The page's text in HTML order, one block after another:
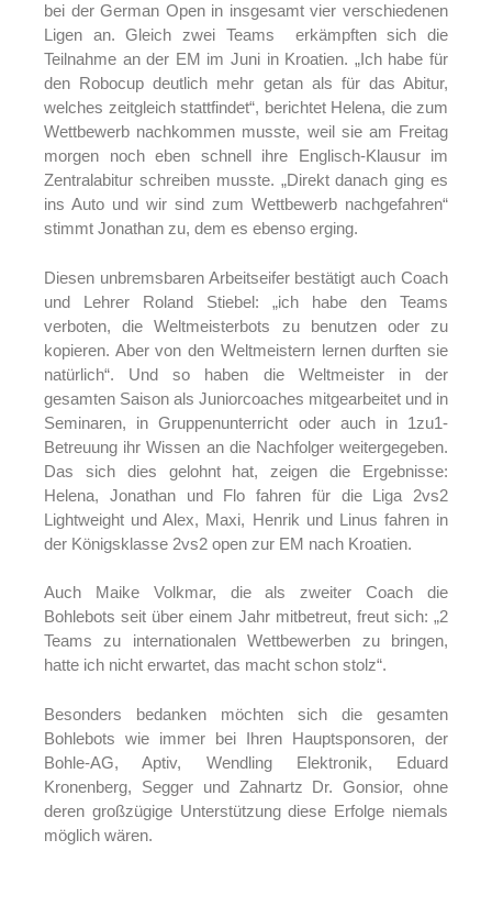
bei der German Open in insgesamt vier verschiedenen
Ligen an. Gleich zwei Teams erkämpften sich die
Teilnahme an der EM im Juni in Kroatien. „Ich habe für
den Robocup deutlich mehr getan als für das Abitur,
welches zeitgleich stattfindet“, berichtet Helena, die zum
Wettbewerb nachkommen musste, weil sie am Freitag
morgen noch eben schnell ihre Englisch-Klausur im
Zentralabitur schreiben musste. „Direkt danach ging es
ins Auto und wir sind zum Wettbewerb nachgefahren“
stimmt Jonathan zu, dem es ebenso erging.
Diesen unbremsbaren Arbeitseifer bestätigt auch Coach
und Lehrer Roland Stiebel: „ich habe den Teams
verboten, die Weltmeisterbots zu benutzen oder zu
kopieren. Aber von den Weltmeistern lernen durften sie
natürlich“. Und so haben die Weltmeister in der
gesamten Saison als Juniorcoaches mitgearbeitet und in
Seminaren, in Gruppenunterricht oder auch in 1zu1-
Betreuung ihr Wissen an die Nachfolger weitergegeben.
Das sich dies gelohnt hat, zeigen die Ergebnisse:
Helena, Jonathan und Flo fahren für die Liga 2vs2
Lightweight und Alex, Maxi, Henrik und Linus fahren in
der Königsklasse 2vs2 open zur EM nach Kroatien.
Auch Maike Volkmar, die als zweiter Coach die
Bohlebots seit über einem Jahr mitbetreut, freut sich: „2
Teams zu internationalen Wettbewerben zu bringen,
hatte ich nicht erwartet, das macht schon stolz“.
Besonders bedanken möchten sich die gesamten
Bohlebots wie immer bei Ihren Hauptsponsoren, der
Bohle-AG, Aptiv, Wendling Elektronik, Eduard
Kronenberg, Segger und Zahnartz Dr. Gonsior, ohne
deren großzügige Unterstützung diese Erfolge niemals
möglich wären.